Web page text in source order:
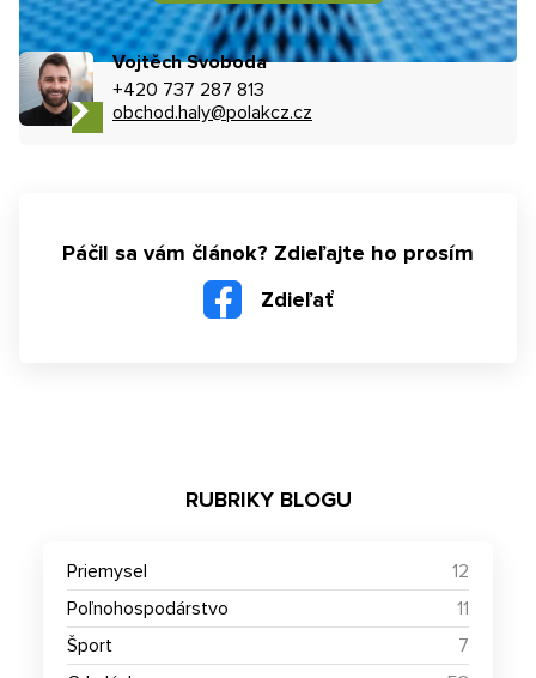
Vojtěch Svoboda
+420 737 287 813
obchod.haly@polakcz.cz
Páčil sa vám článok? Zdieľajte ho prosím
Zdieľať
RUBRIKY BLOGU
Priemysel
12
Poľnohospodárstvo
11
Šport
7